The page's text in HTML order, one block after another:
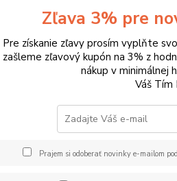
950c
kategórii nebol nájdený žiadny
Zľava 3% pre
Pre získanie zľavy prosím vyplňte
zašleme zľavový kupón na 3% z
nákup v minimálnej
Váš Tím
Prajem si odoberať novinky e-mailom